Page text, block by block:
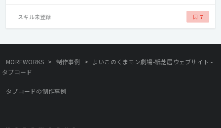
スキル未登録 7
MOREWORKS > 制作事例 > よいこのくまモン劇場-紙芝居ウェブサイト -
タブコード
タブコードの制作事例